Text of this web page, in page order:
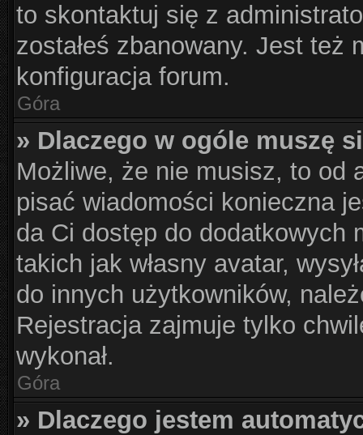
to skontaktuj się z
zostałeś zbanowany. Jest też
konfiguracja forum.
Góra
» Dlaczego w ogóle muszę
Możliwe, że nie musisz, to od
pisać wiadomości konieczna
da Ci dostęp do dodatkowych
takich jak własny avatar,
do innych użytkowników,
Rejestracja zajmuje tylko
wykonał.
Góra
» Dlaczego jestem